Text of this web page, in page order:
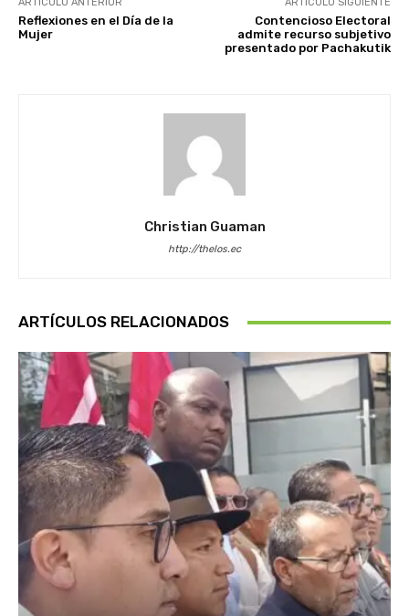
Reflexiones en el Día de la
Mujer
Contencioso Electoral
admite recurso subjetivo
presentado por Pachakutik
Christian Guaman
http://thelos.ec
ARTÍCULOS RELACIONADOS